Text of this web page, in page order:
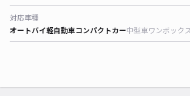
対応車種
オートバイ軽自動車コンパクトカー中型車ワンボックス